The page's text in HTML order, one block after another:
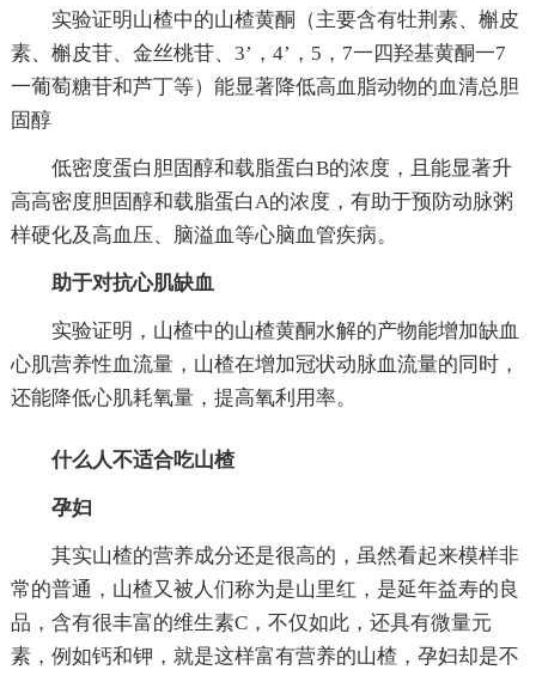
实验证明山楂中的山楂黄酮（主要含有牡荆素、槲皮
素、槲皮苷、金丝桃苷、3’，4’，5，7一四羟基黄酮一7
一葡萄糖苷和芦丁等）能显著降低高血脂动物的血清总胆
固醇
低密度蛋白胆固醇和载脂蛋白B的浓度，且能显著升
高高密度胆固醇和载脂蛋白A的浓度，有助于预防动脉粥
样硬化及高血压、脑溢血等心脑血管疾病。
助于对抗心肌缺血
实验证明，山楂中的山楂黄酮水解的产物能增加缺血
心肌营养性血流量，山楂在增加冠状动脉血流量的同时，
还能降低心肌耗氧量，提高氧利用率。
什么人不适合吃山楂
孕妇
其实山楂的营养成分还是很高的，虽然看起来模样非
常的普通，山楂又被人们称为是山里红，是延年益寿的良
品，含有很丰富的维生素C，不仅如此，还具有微量元
素，例如钙和钾，就是这样富有营养的山楂，孕妇却是不